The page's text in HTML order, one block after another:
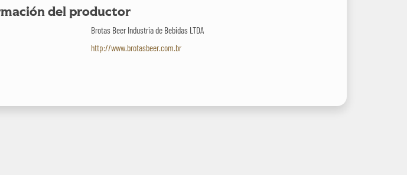
del productor
Brotas Beer Industria de Bebidas LTDA
http://www.brotasbeer.com.br